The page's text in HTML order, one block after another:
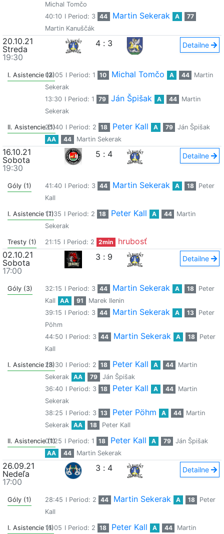
Michal Tomčo
40:10 I Period: 3 44 Martin Sekerak A
77
Martin Kanuščák
20.10.21
Streda
19:30
4 : 3 Detailne
I. Asistencie (2)04:05 I Period: 1 10 Michal Tomčo A 44
Martin
Sekerak
13:30 I Period: 1 79 Ján Špišak A 44
Martin
Sekerak
II. Asistencie (1)
25:40 I Period: 2 18 Peter Kall A 79
Ján Špišak
AA
44 Martin Sekerak
16.10.21
Sobota
19:30
5 : 4 Detailne
Góly (1) 41:40 I Period: 3 44 Martin Sekerak A 18
Peter
Kall
I. Asistencie (1)17:35 I Period: 2 18 Peter Kall A 44
Martin
Sekerak
Tresty (1) 21:15 I Period: 2 2min
hrubosť
02.10.21
Sobota
17:00
3 : 9 Detailne
Góly (3) 32:15 I Period: 3 44 Martin Sekerak A 18
Peter
Kall
AA 91
Marek Ilenin
39:15 I Period: 3 44 Martin Sekerak A 13
Peter
Pöhm
44:50 I Period: 3 44 Martin Sekerak A 18
Peter
Kall
I. Asistencie (3)26:30 I Period: 2 18 Peter Kall A 44
Martin
Sekerak
AA 79
Ján Špišak
36:40 I Period: 3 18 Peter Kall A 44
Martin
Sekerak
38:25 I Period: 3 13 Peter Pöhm A 44
Martin
Sekerak
AA 18 Peter Kall
II. Asistencie (1)
01:25 I Period: 1 18 Peter Kall A 79
Ján Špišak
AA
44 Martin Sekerak
26.09.21
Nedeľa
17:00
3 : 4 Detailne
Góly (1) 28:45 I Period: 2 44 Martin Sekerak A 18
Peter
Kall
I. Asistencie (1)16:05 I Period: 2 18 Peter Kall A 44
Martin